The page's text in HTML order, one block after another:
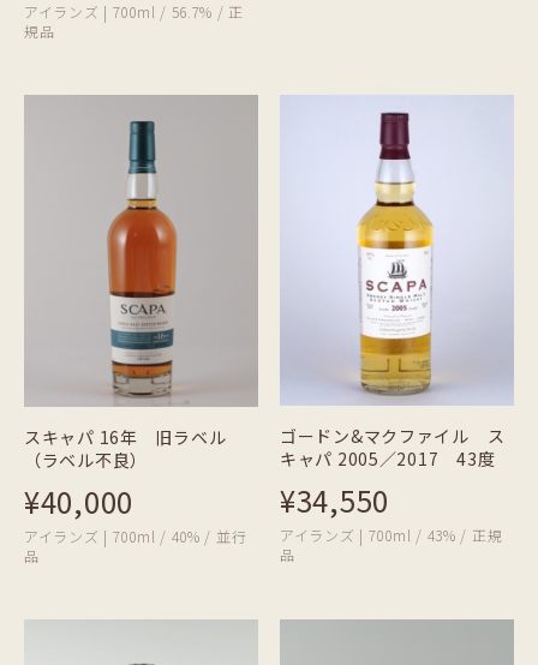
アイランズ | 700ml / 56.7% / 正
規品
スキャパ 16年 旧ラベル
（ラベル不良）
¥40,000
アイランズ | 700ml / 40% / 並行
品
ゴードン&マクファイル ス
キャパ 2005／2017 43度
¥34,550
アイランズ | 700ml / 43% / 正規
品